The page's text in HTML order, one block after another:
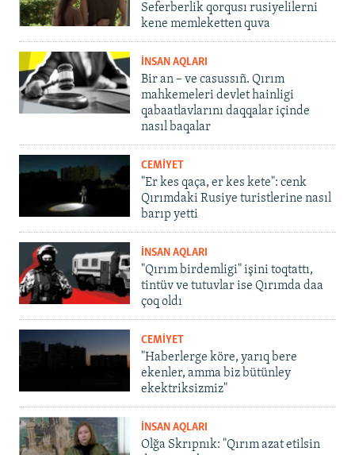
Seferberlik qorqusı rusiyelilerni
kene memleketten quva
İNSAN AQLARI
Bir an – ve casussıñ. Qırım
mahkemeleri devlet hainligi
qabaatlavlarını daqqalar içinde
nasıl baqalar
CEMİYET
"Er kes qaça, er kes kete": cenk
Qırımdaki Rusiye turistlerine nasıl
barıp yetti
İNSAN AQLARI
"Qırım birdemligi" işini toqtattı,
tintüv ve tutuvlar ise Qırımda daa
çoq oldı
CEMİYET
"Haberlerge köre, yarıq bere
ekenler, amma biz bütünley
ekektriksizmiz"
İNSAN AQLARI
Olğa Skrıpnık: "Qırım azat etilsin